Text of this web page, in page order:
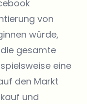
von
würde,
gesamte
eine
den Markt
und